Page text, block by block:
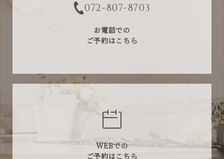
072-807-8703
お電話での
ご予約はこちら
WEBでの
ご予約はこちら